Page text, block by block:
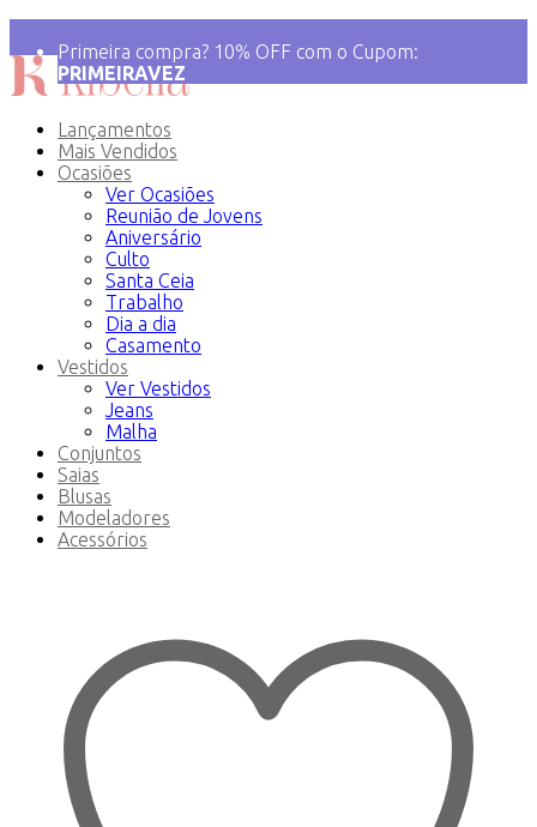
Primeira compra? 10% OFF com o Cupom:
PRIMEIRAVEZ
Lançamentos
Mais Vendidos
Ocasiões
Ver Ocasiões
Reunião de Jovens
Aniversário
Culto
Santa Ceia
Trabalho
Dia a dia
Casamento
Vestidos
Ver Vestidos
Jeans
Malha
Conjuntos
Saias
Blusas
Modeladores
Acessórios